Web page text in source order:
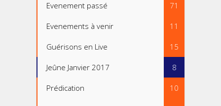
Evenement passé 71
Evenements à venir 11
Guérisons en Live 15
Jeûne Janvier 2017 8
Prédication 10